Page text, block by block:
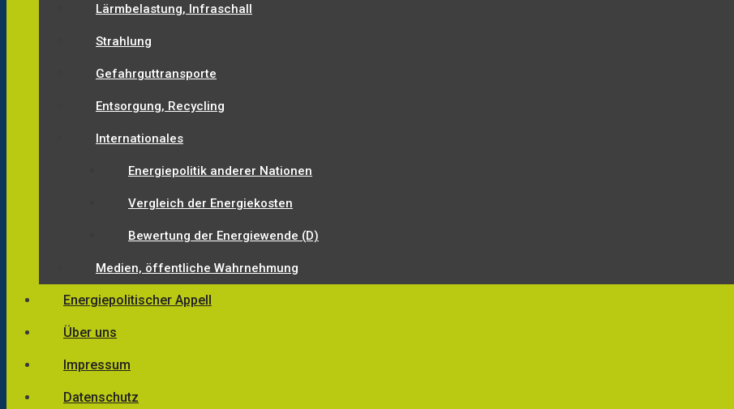
Lärmbelastung, Infraschall
Strahlung
Gefahrguttransporte
Entsorgung, Recycling
Internationales
Energiepolitik anderer Nationen
Vergleich der Energiekosten
Bewertung der Energiewende (D)
Medien, öffentliche Wahrnehmung
Energiepolitischer Appell
Über uns
Impressum
Datenschutz